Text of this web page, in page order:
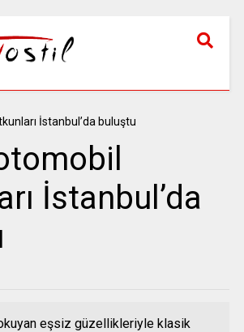
İstanbul’da
eşsiz güzellikleriyle klasik